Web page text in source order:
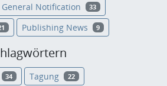
General Notification 33
Publishing News 9
34 Tagung 22